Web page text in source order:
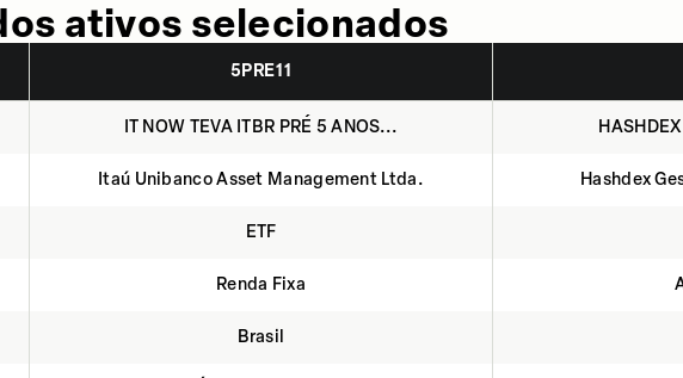
ativos selecionados
5PRE11
IT NOW TEVA ITBR PRÉ 5 ANOS...
Itaú Unibanco Asset Management Ltda. Hashdex
ETF
Renda Fixa
Brasil